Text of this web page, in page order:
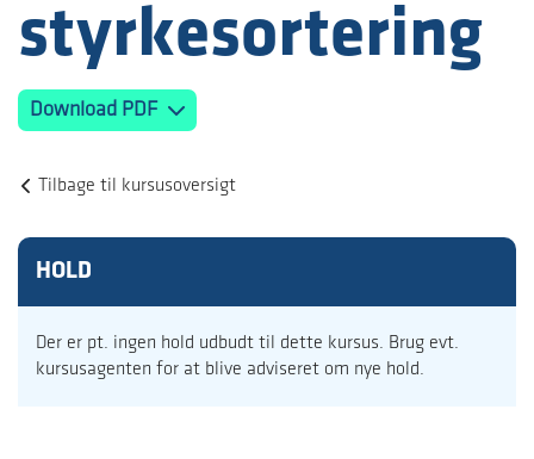
styrkesortering
Download PDF
Tilbage til kursusoversigt
HOLD
Der er pt. ingen hold udbudt til dette kursus. Brug evt.
kursusagenten for at blive adviseret om nye hold.